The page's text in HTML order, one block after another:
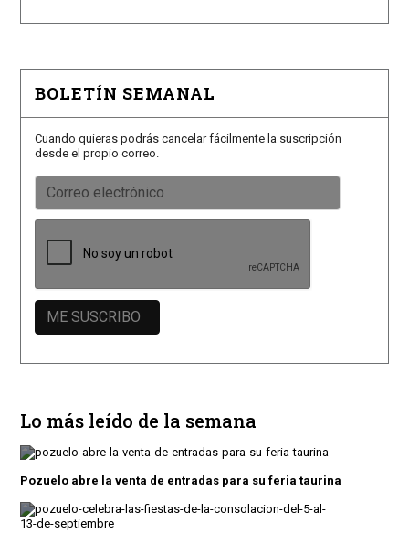
BOLETÍN SEMANAL
Cuando quieras podrás cancelar fácilmente la suscripción
desde el propio correo.
Lo más leído de la semana
Pozuelo abre la venta de entradas para su feria taurina